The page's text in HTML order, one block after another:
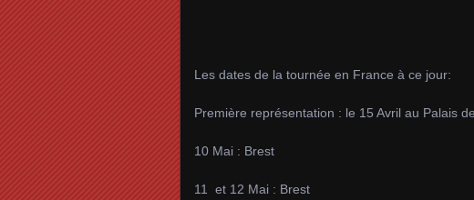
Les dates de la tournée en France à ce jour:
Première représentation : le 15 Avril au Palais
10 Mai : Brest
11 et 12 Mai : Brest